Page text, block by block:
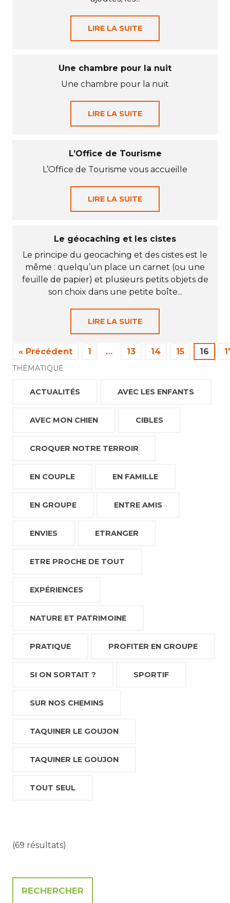
LIRE LA SUITE
Une chambre pour la nuit
Une chambre pour la nuit
LIRE LA SUITE
L’Office de Tourisme
L’Office de Tourisme vous accueille
LIRE LA SUITE
Le géocaching et les cistes
Le principe du geocaching et des cistes est le
même : quelqu’un place un carnet (ou une
feuille de papier) et plusieurs petits objets de
son choix dans une petite boîte...
LIRE LA SUITE
« Précédent 1 … 13 14 15 16
THÉMATIQUE
ACTUALITÉS AVEC LES ENFANTS
AVEC MON CHIEN CIBLES
CROQUER NOTRE TERROIR
EN COUPLE EN FAMILLE
EN GROUPE ENTRE AMIS
ENVIES ETRANGER
ETRE PROCHE DE TOUT
EXPÉRIENCES
NATURE ET PATRIMOINE
PRATIQUE PROFITER EN GROUPE
SI ON SORTAIT ? SPORTIF
SUR NOS CHEMINS
TAQUINER LE GOUJON
TAQUINER LE GOUJON
TOUT SEUL
(69 résultats)